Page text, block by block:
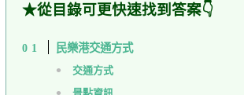
★從目錄可更快速找到答案👇
民樂港交通方式
交通方式